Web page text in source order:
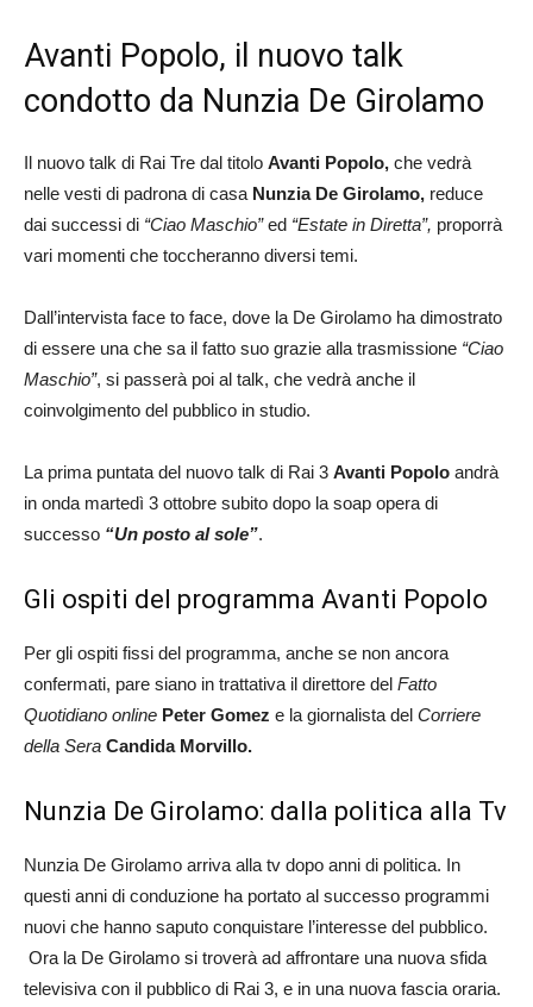
Avanti Popolo, il nuovo talk
condotto da Nunzia De Girolamo
Il nuovo talk di Rai Tre dal titolo Avanti Popolo, che vedrà
nelle vesti di padrona di casa Nunzia De Girolamo, reduce
dai successi di “Ciao Maschio”ed “Estate in Diretta”, proporrà
vari momenti che toccheranno diversi temi.
Dall’intervista face to face, dove la De Girolamo ha dimostrato
di essere una che sa il fatto suo grazie alla trasmissione “Ciao
Maschio”, si passerà poi al talk, che vedrà anche il
coinvolgimento del pubblico in studio.
La prima puntata del nuovo talk di Rai 3 Avanti Popolo andrà
in onda martedì 3 ottobre subito dopo la soap opera di
successo “Un posto al sole”.
Gli ospiti del programma Avanti Popolo
Per gli ospiti fissi del programma, anche se non ancora
confermati, pare siano in trattativa il direttore del Fatto
Quotidiano online Peter Gomez e la giornalista del Corriere
della Sera Candida Morvillo.
Nunzia De Girolamo: dalla politica alla Tv
Nunzia De Girolamo arriva alla tv dopo anni di politica. In
questi anni di conduzione ha portato al successo programmi
nuovi che hanno saputo conquistare l’interesse del pubblico.
Ora la De Girolamo si troverà ad affrontare una nuova sfida
televisiva con il pubblico di Rai 3, e in una nuova fascia oraria.